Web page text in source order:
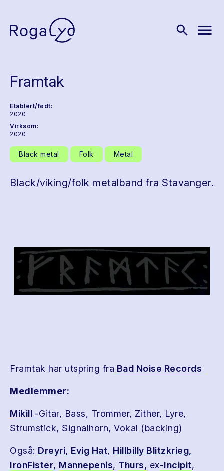
search menu
Framtak
Etablert/født:
2020
Virksom:
2020
Black metal Folk Metal
Black/viking/folk metalband fra Stavanger.
Framtak har utspring fra Bad Noise Records
Medlemmer:
Mikill -Gitar, Bass, Trommer, Zither, Lyre,
Strumstick, Signalhorn, Vokal (backing)
Også: Dreyri, Evig Hat, Hillbilly Blitzkrieg,
IronFister, Mannepenis, Thurs, ex-Incipit,